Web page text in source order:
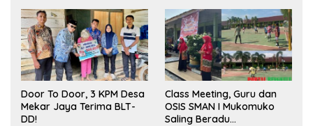
Door To Door, 3 KPM Desa
Mekar Jaya Terima BLT-
DD!
Class Meeting, Guru dan
OSIS SMAN I Mukomuko
Saling Beradu